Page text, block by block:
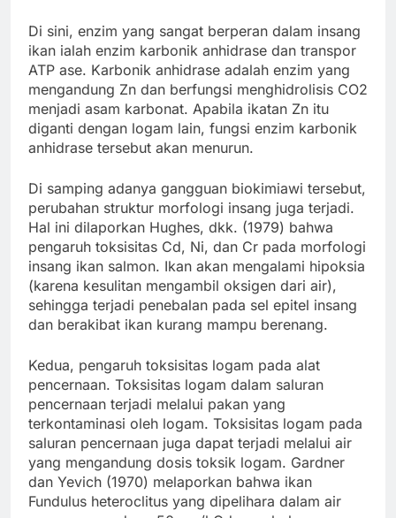
Di sini, enzim yang sangat berperan dalam insang
ikan ialah enzim karbonik anhidrase dan transpor
ATP ase. Karbonik anhidrase adalah enzim yang
mengandung Zn dan berfungsi menghidrolisis CO2
menjadi asam karbonat. Apabila ikatan Zn itu
diganti dengan logam lain, fungsi enzim karbonik
anhidrase tersebut akan menurun.
Di samping adanya gangguan biokimiawi tersebut,
perubahan struktur morfologi insang juga terjadi.
Hal ini dilaporkan Hughes, dkk. (1979) bahwa
pengaruh toksisitas Cd, Ni, dan Cr pada morfologi
insang ikan salmon. Ikan akan mengalami hipoksia
(karena kesulitan mengambil oksigen dari air),
sehingga terjadi penebalan pada sel epitel insang
dan berakibat ikan kurang mampu berenang.
Kedua, pengaruh toksisitas logam pada alat
pencernaan. Toksisitas logam dalam saluran
pencernaan terjadi melalui pakan yang
terkontaminasi oleh logam. Toksisitas logam pada
saluran pencernaan juga dapat terjadi melalui air
yang mengandung dosis toksik logam. Gardner
dan Yevich (1970) melaporkan bahwa ikan
Fundulus heteroclitus yang dipelihara dalam air